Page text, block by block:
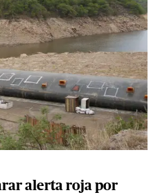
alerta roja por